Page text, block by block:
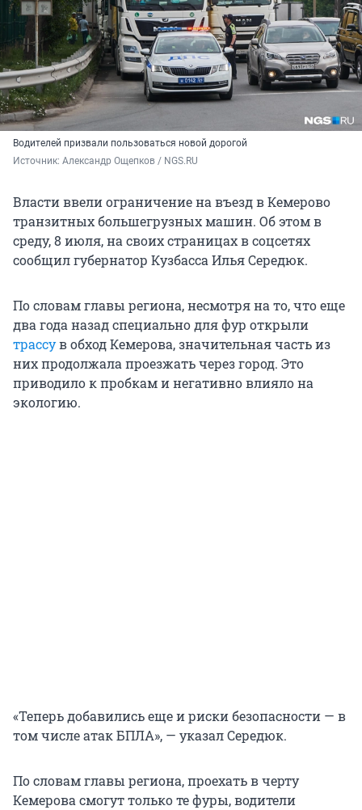
Водителей призвали пользоваться новой дорогой
Источник: Александр Ощепков / NGS.RU
Власти ввели ограничение на въезд в Кемерово
транзитных большегрузных машин. Об этом в
среду, 8 июля, на своих страницах в соцсетях
сообщил губернатор Кузбасса Илья Середюк.
По словам главы региона, несмотря на то, что еще
два года назад специально для фур открыли
трассув обход Кемерова, значительная часть из
них продолжала проезжать через город. Это
приводило к пробкам и негативно влияло на
экологию.
«Теперь добавились еще и риски безопасности — в
том числе атак БПЛА», — указал Середюк.
По словам главы региона, проехать в черту
Кемерова смогут только те фуры, водители